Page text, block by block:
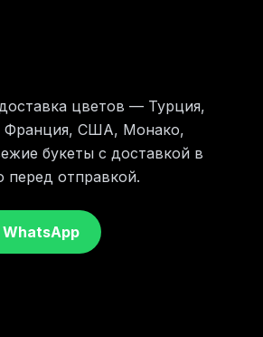
цветов — Турция,
Франция, США, Монако,
букеты с доставкой в
перед отправкой.